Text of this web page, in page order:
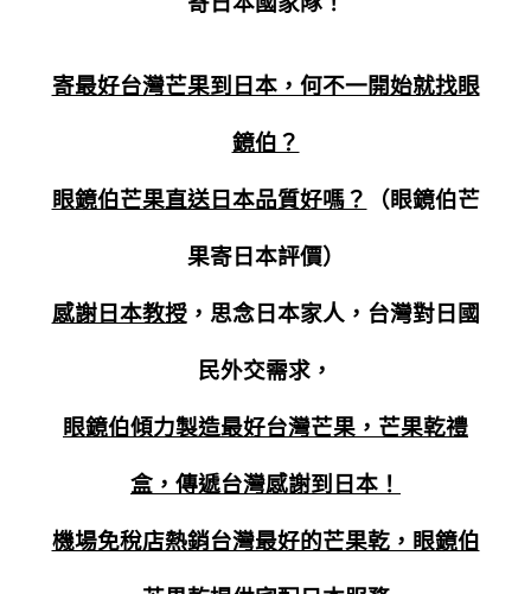
寄最好台灣芒果到日本，何不一開始就找眼
鏡伯？
眼鏡伯芒果直送日本品質好嗎？ （眼鏡伯芒
果寄日本評價）
感謝日本教授，思念日本家人，台灣對日國
民外交需求，
眼鏡伯傾力製造最好台灣芒果，芒果乾禮
盒，傳遞台灣感謝到日本！
機場免稅店熱銷台灣最好的芒果乾，眼鏡伯